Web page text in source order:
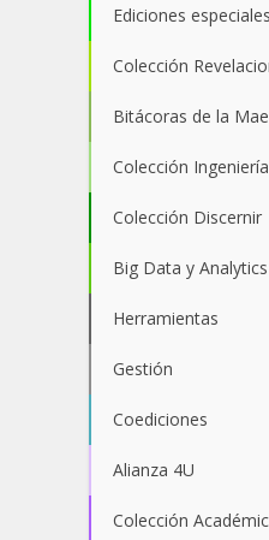
Ediciones especiales
Colección
Bitácoras de la
Colección
Colección Discernir
Big Data y Analytics
Herramientas
Gestión
Coediciones
Alianza 4U
Colección